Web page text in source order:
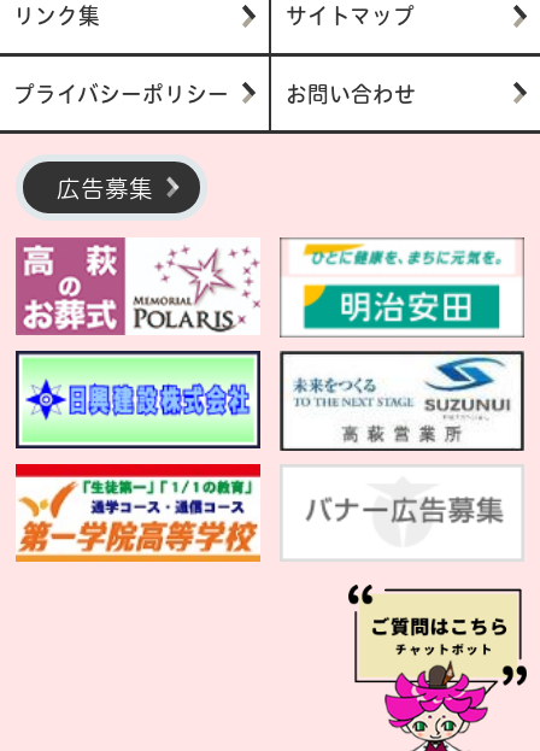
リンク集 サイトマップ
プライバシーポリシー お問い合わせ
広告募集